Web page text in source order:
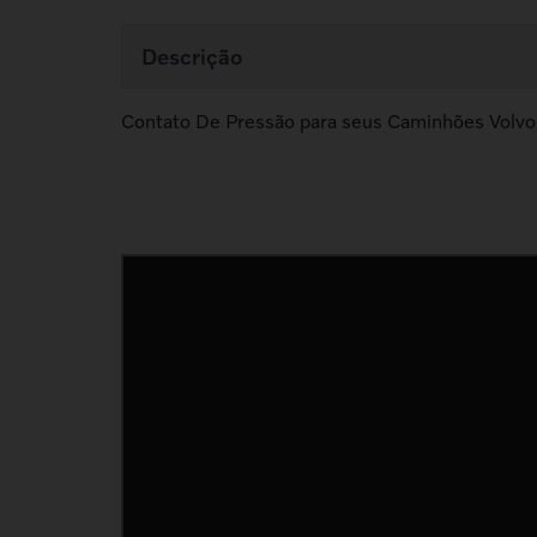
Descrição
Contato De Pressão para seus Caminhões